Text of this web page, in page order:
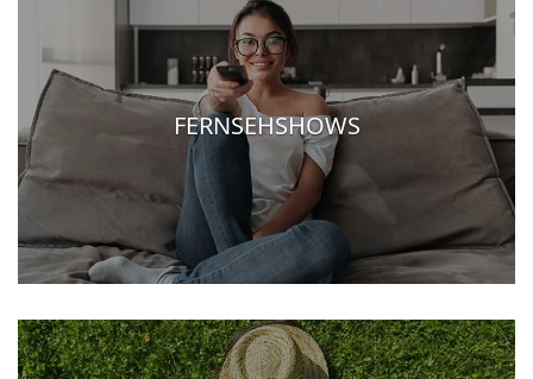
FERNSEHSHOWS